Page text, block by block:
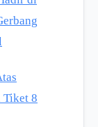
Tiket 8